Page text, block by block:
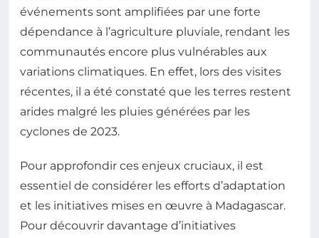
événements sont amplifiées par une forte
dépendance à l’agriculture pluviale, rendant les
communautés encore plus vulnérables aux
variations climatiques. En effet, lors des visites
récentes, il a été constaté que les terres restent
arides malgré les pluies générées par les
cyclones de 2023.
Pour approfondir ces enjeux cruciaux, il est
essentiel de considérer les efforts d’adaptation
et les initiatives mises en œuvre à Madagascar.
Pour découvrir davantage d’initiatives